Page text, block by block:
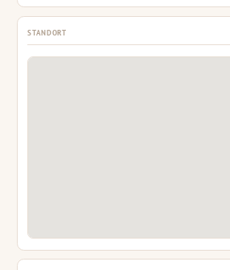
STANDORT